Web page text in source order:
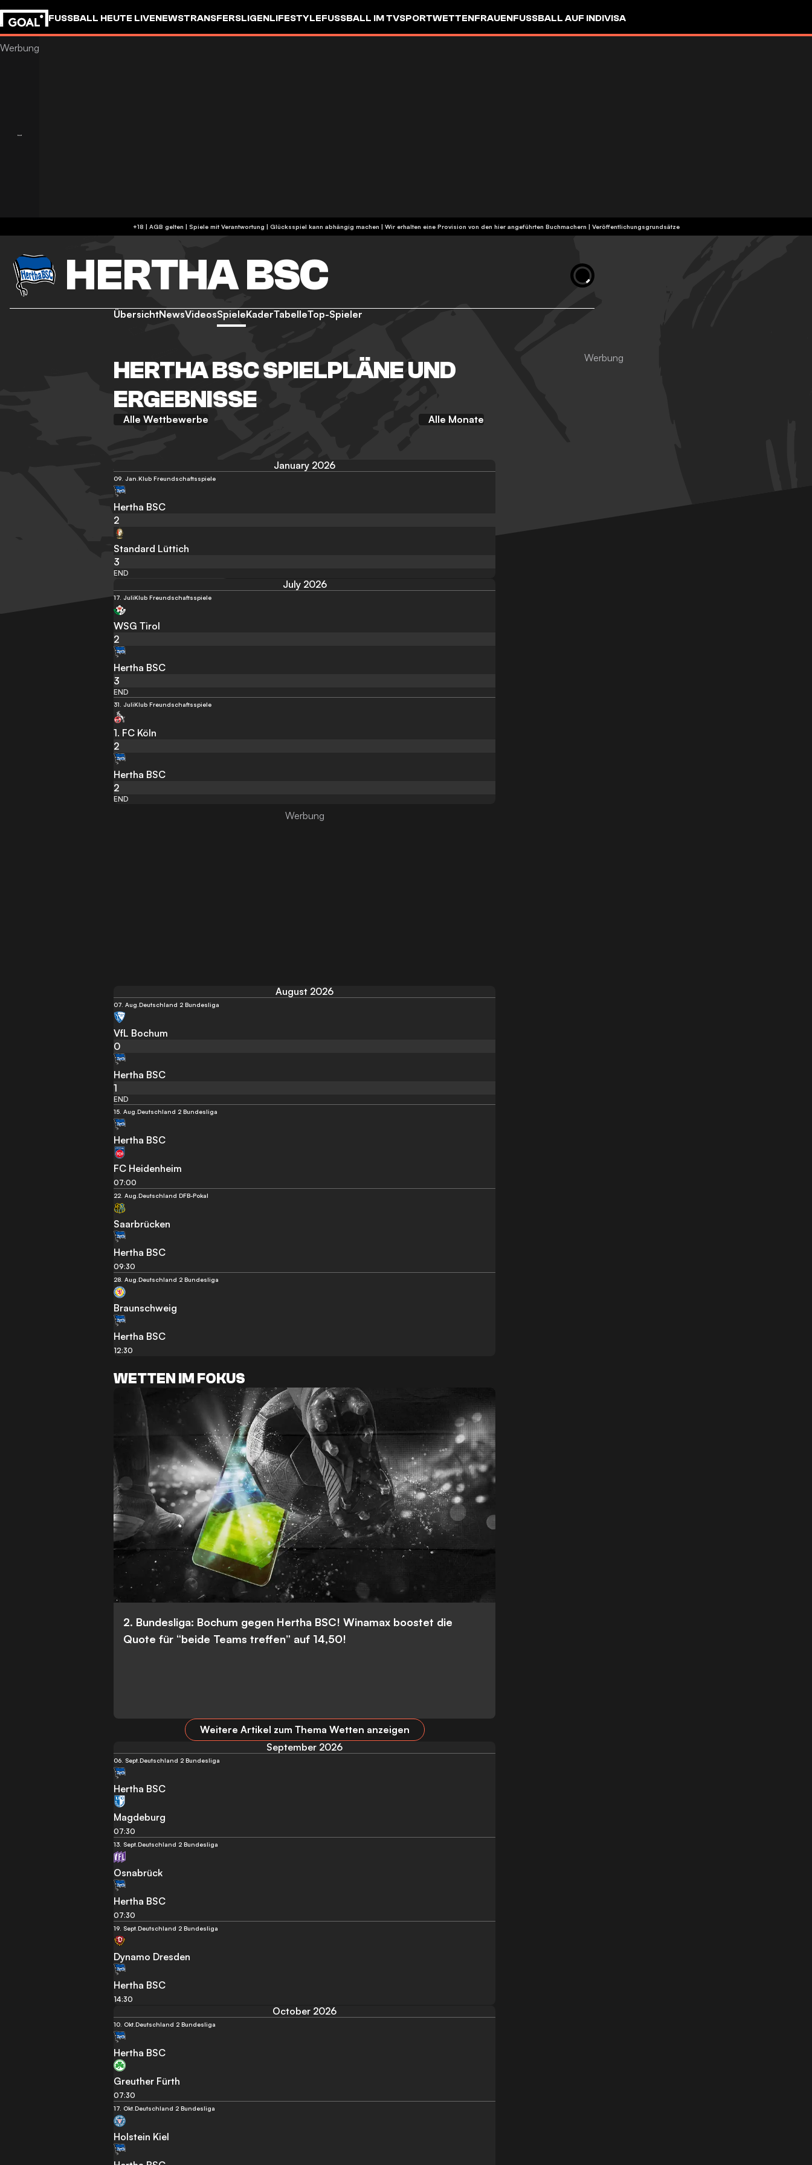
FUSSBALL HEUTE LIVENEWSTRANSFERSLIGENLIFESTYLEFUSSBALL IM TV SPORTWETTENFRAUENFUSSBALL AUF INDIVISA
+18 | AGB gelten | Spiele mit Verantwortung | Glücksspiel kann abhängig machen | Wir erhalten eine Provision von den hier angeführten Buchmachern | Veröffentlichungsgrundsätze
HERTHA BSC
ÜbersichtNewsVideosSpieleKaderTabelleTop-Spieler
HERTHA BSC SPIELPLÄNE UND
ERGEBNISSE
Alle Wettbewerbe Alle Monate
January 2026
09. Jan.Klub Freundschaftsspiele
Hertha BSC
2
Standard Lüttich
3
END
July 2026
17. JuliKlub Freundschaftsspiele
WSG Tirol
2
Hertha BSC
3
END
31. JuliKlub Freundschaftsspiele
1. FC Köln
2
Hertha BSC
2
END
August 2026
07. Aug.Deutschland 2 Bundesliga
VfL Bochum
0
Hertha BSC
1
END
15. Aug.Deutschland 2 Bundesliga
Hertha BSC
FC Heidenheim
07:00
22. Aug.Deutschland DFB-Pokal
Saarbrücken
Hertha BSC
09:30
28. Aug.Deutschland 2 Bundesliga
Braunschweig
Hertha BSC
12:30
WETTEN IM FOKUS
2. Bundesliga: Bochum gegen Hertha BSC! Winamax boostet die
Quote für “beide Teams treffen” auf 14,50!
Weitere Artikel zum Thema Wetten anzeigen
September 2026
06. Sept.Deutschland 2 Bundesliga
Hertha BSC
Magdeburg
07:30
13. Sept.Deutschland 2 Bundesliga
Osnabrück
Hertha BSC
07:30
19. Sept.Deutschland 2 Bundesliga
Dynamo Dresden
Hertha BSC
14:30
October 2026
10. Okt.Deutschland 2 Bundesliga
Hertha BSC
Greuther Fürth
07:30
17. Okt.Deutschland 2 Bundesliga
Holstein Kiel